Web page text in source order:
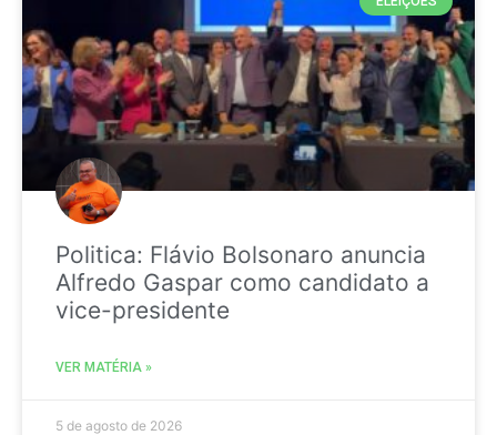
Politica: Flávio Bolsonaro anuncia
Alfredo Gaspar como candidato a
vice-presidente
VER MATÉRIA »
5 de agosto de 2026